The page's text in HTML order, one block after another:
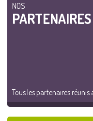
NOS
PARTENAIRES
Tous les partenaires